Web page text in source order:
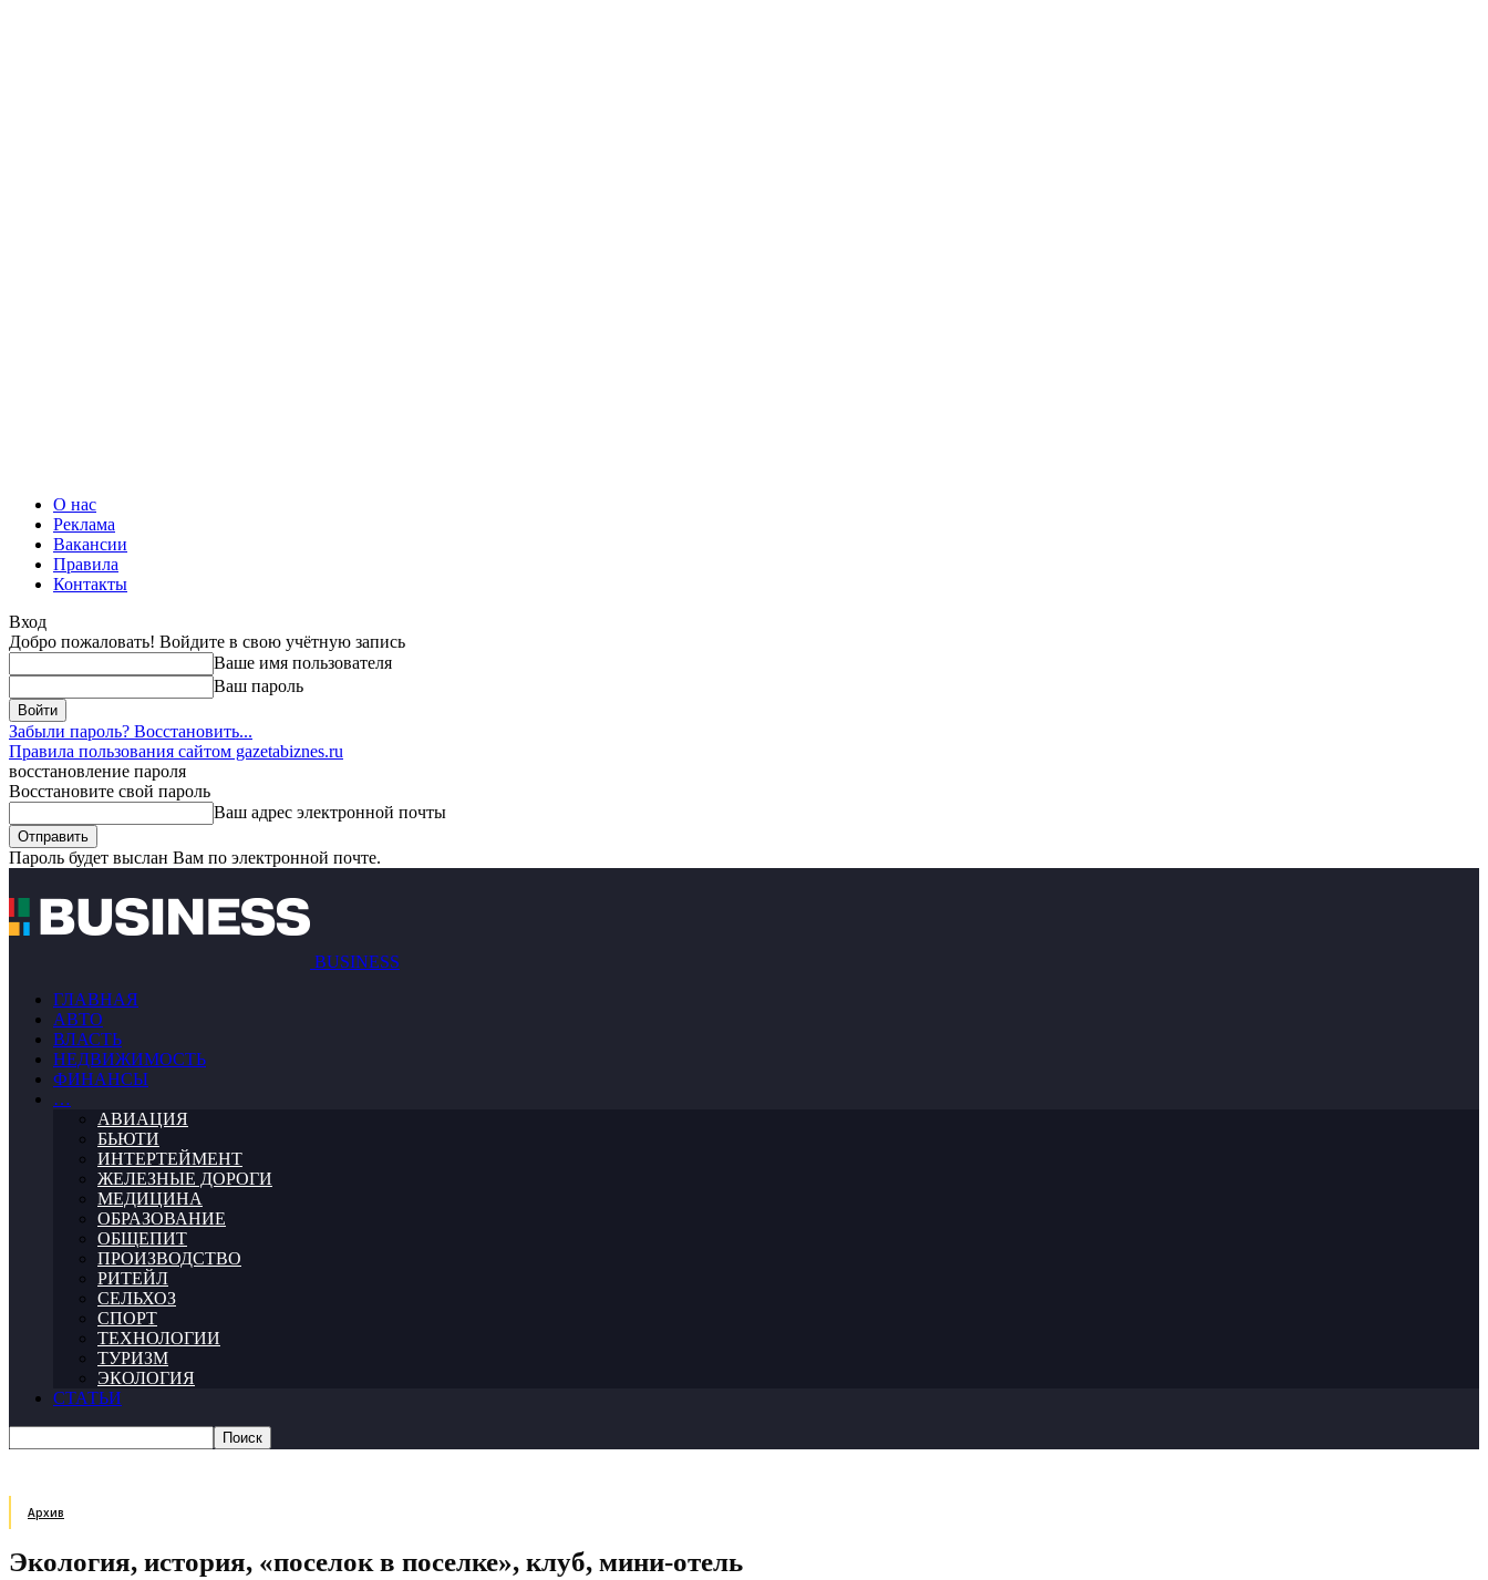
О нас
Реклама
Вакансии
Правила
Контакты
Вход
Добро пожаловать! Войдите в свою учётную запись
Ваше имя пользователя
Ваш пароль
Забыли пароль? Восстановить...
Правила пользования сайтом gazetabiznes.ru
восстановление пароля
Восстановите свой пароль
Ваш адрес электронной почты
Пароль будет выслан Вам по электронной почте.
BUSINESS
ГЛАВНАЯ
АВТО
ВЛАСТЬ
НЕДВИЖИМОСТЬ
ФИНАНСЫ
…
АВИАЦИЯ
БЬЮТИ
ИНТЕРТЕЙМЕНТ
ЖЕЛЕЗНЫЕ ДОРОГИ
МЕДИЦИНА
ОБРАЗОВАНИЕ
ОБЩЕПИТ
ПРОИЗВОДСТВО
РИТЕЙЛ
СЕЛЬХОЗ
СПОРТ
ТЕХНОЛОГИИ
ТУРИЗМ
ЭКОЛОГИЯ
СТАТЬИ
Архив
Экология, история, «поселок в поселке», клуб, мини-отель